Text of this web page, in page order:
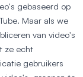
gebaseerd op
Maar als we
van video's
ze echt
gebruikers